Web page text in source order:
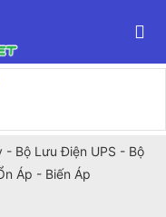
- Bộ Lưu Điện UPS - Bộ
Áp - Biến Áp